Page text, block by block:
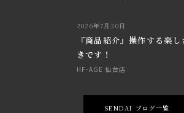
2026年7月30日
『商品紹介』操作する楽
きです！
HF-AGE 仙台店
SENDAI ブログ一覧